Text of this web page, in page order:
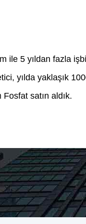
ile 5 yıldan fazla
yılda yaklaşık
satın aldık.